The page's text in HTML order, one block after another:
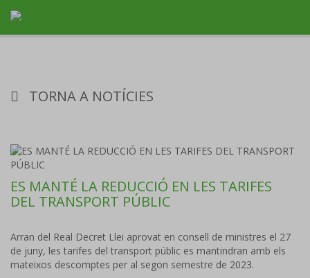
TORNA A NOTÍCIES
ES MANTÉ LA REDUCCIÓ EN LES TARIFES
DEL TRANSPORT PÚBLIC
Arran del Real Decret Llei aprovat en consell de ministres el 27
de juny, les tarifes del transport públic es mantindran amb els
mateixos descomptes per al segon semestre de 2023.